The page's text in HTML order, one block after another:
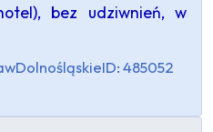
bez udziwnień, w
DolnośląskieID: 485052